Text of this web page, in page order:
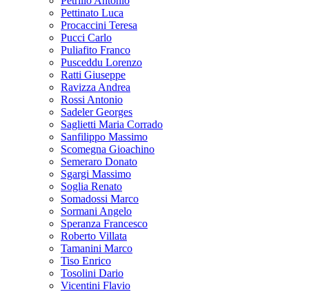
Pettinato Luca
Procaccini Teresa
Pucci Carlo
Puliafito Franco
Pusceddu Lorenzo
Ratti Giuseppe
Ravizza Andrea
Rossi Antonio
Sadeler Georges
Saglietti Maria Corrado
Sanfilippo Massimo
Scomegna Gioachino
Semeraro Donato
Sgargi Massimo
Soglia Renato
Somadossi Marco
Sormani Angelo
Speranza Francesco
Roberto Villata
Tamanini Marco
Tiso Enrico
Tosolini Dario
Vicentini Flavio